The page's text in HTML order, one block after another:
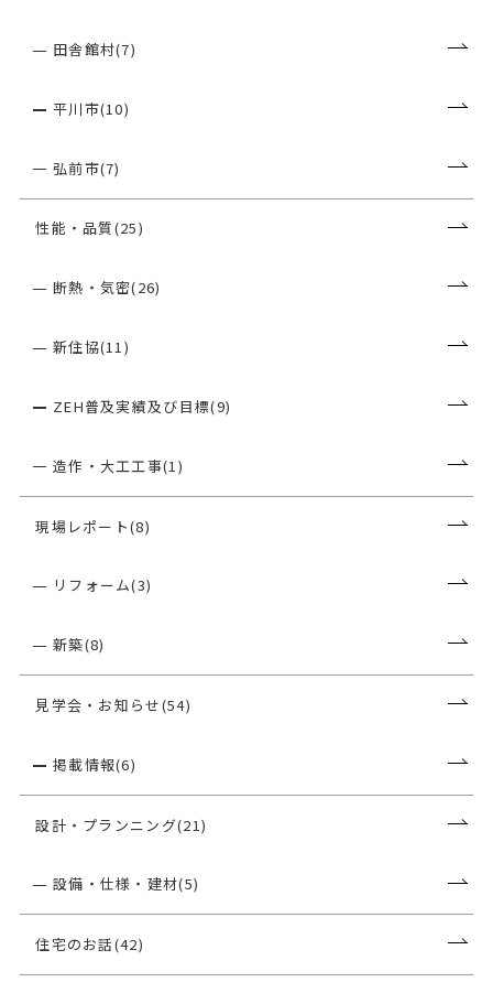
田舎館村(7)
平川市(10)
弘前市(7)
性能・品質(25)
断熱・気密(26)
新住協(11)
ZEH普及実績及び目標(9)
造作・大工工事(1)
現場レポート(8)
リフォーム(3)
新築(8)
見学会・お知らせ(54)
掲載情報(6)
設計・プランニング(21)
設備・仕様・建材(5)
住宅のお話(42)